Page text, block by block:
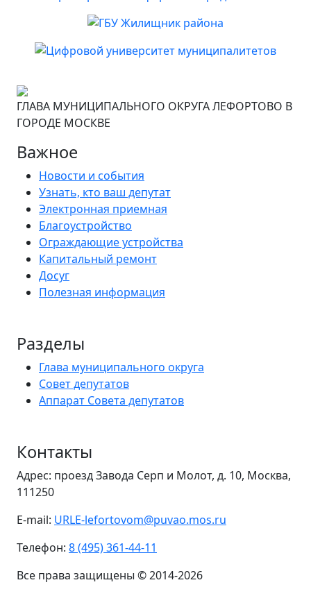
ГЛАВА МУНИЦИПАЛЬНОГО ОКРУГА ЛЕФОРТОВО В
ГОРОДЕ МОСКВЕ
Важное
Новости и события
Узнать, кто ваш депутат
Электронная приемная
Благоустройство
Ограждающие устройства
Капитальный ремонт
Досуг
Полезная информация
Разделы
Глава муниципального округа
Совет депутатов
Аппарат Совета депутатов
Контакты
Адрес: проезд Завода Серп и Молот, д. 10, Москва,
111250
E-mail: URLE-lefortovom@puvao.mos.ru
Телефон: 8 (495) 361-44-11
Все права защищены © 2014-2026